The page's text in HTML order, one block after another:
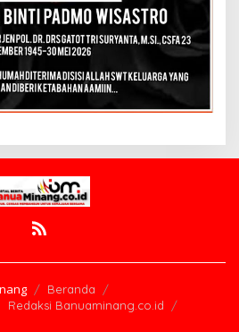
Beranda
Redaksi Banuaminang.co.id